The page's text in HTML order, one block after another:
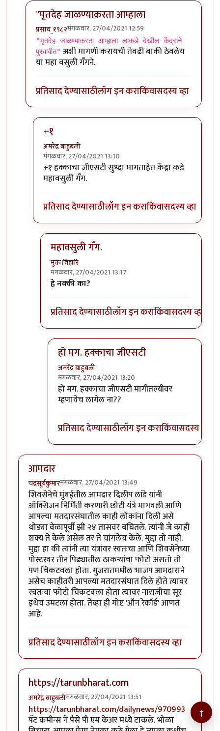
"मृतदेह जाळण्याकरता आम्हाला
प्रसाद_१९८२मंगळवार, 27/04/2021 12:59
In reply toआता ही पण चुकी केंद्राचीच बरं का, असेही
"मृतदेह जाळण्याकरता आम्हाला लाकडे देखील केंद्राने
पुरवावीत" अशी मागणी करायची तेवढी बाकी ठेवलेय
या महा वसुली गॅंगने.
प्रतिसाद देण्यासाठीलॉग इन कराकिंवासदस्य व्हा
+१
अमरेंद्र बाहुबली
मंगळवार, 27/04/2021 13:10
In reply to"मृतदेह जाळण्याकरता आम्हालाby
+१ हक्काचा जीएसटी सुध्दा मागताहेत केंद्रा कडे
महावसुली गॅंग.
प्रतिसाद देण्यासाठीलॉग इन कराकिंवासदस्य व्हा
महावसुली गॅंग.
मुक्त विहारि
मंगळवार, 27/04/2021 13:17
In reply to+१
हे नक्की का?
प्रतिसाद देण्यासाठीलॉग इन कराकिंवासदस्य व्हा
हो मग. हक्काचा जीएसटी
अमरेंद्र बाहुबली
मंगळवार, 27/04/2021 13:20
In reply toमहावसुली गॅंग.byमुक्त विहारि
हो मग. हक्काचा जीएसटी मागीतल्यीवर
म्हणावेच लागेल ना??
प्रतिसाद देण्यासाठीलॉग इन कराकिंवासदस्य व्हा
आमदार
चंद्रसूर्यकुमारमंगळवार, 27/04/2021 13:49
शिवसेनेचे मुंबईतील आमदार दिलीप लांडे यांनी
ऑक्सिजन निर्मिती करणारी छोटी यंत्रे मागवली आणि
आपल्या मतदारसंघातील काही लोकांना दिली असे
थोड्या वेळापूर्वी झी २४ तासवर बघितले. त्यांनी जे काही
शक्य ते केले असेल तर ते चांगलेच केले. मुद्दा तो नाही.
मुद्दा हा की त्यांनी त्या यंत्रांवर स्वतःचा आणि शिवसेनेच्या
पोस्टरवर तीन पिढ्यातील ठाकर्‍यांचा फोटो असतो तो
पण चिकटवला होता. गुजरातमधील भाजप आमदाराने
असेच काहीतरी आपल्या मतदारसंघात दिले होते त्यावर
स्वतःचा फोटो चिकटवला होता त्यावर नाराजीचा सूर
इथेच उमटला होता. तेव्हा ही गोष्ट 'ऑन रेकॉर्ड' आणत
आहे.
प्रतिसाद देण्यासाठीलॉग इन कराकिंवासदस्य व्हा
https://tarunbharat.com
अमरेंद्र बाहुबलीमंगळवार, 27/04/2021 13:51
https://tarunbharat.com/dailynews/970993
पॅट कमीन्स ने पैसे पी एम केअर मध्ये टाकले. भोळा
↑